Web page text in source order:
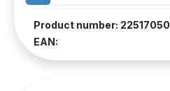
Product number: 22517050
EAN: